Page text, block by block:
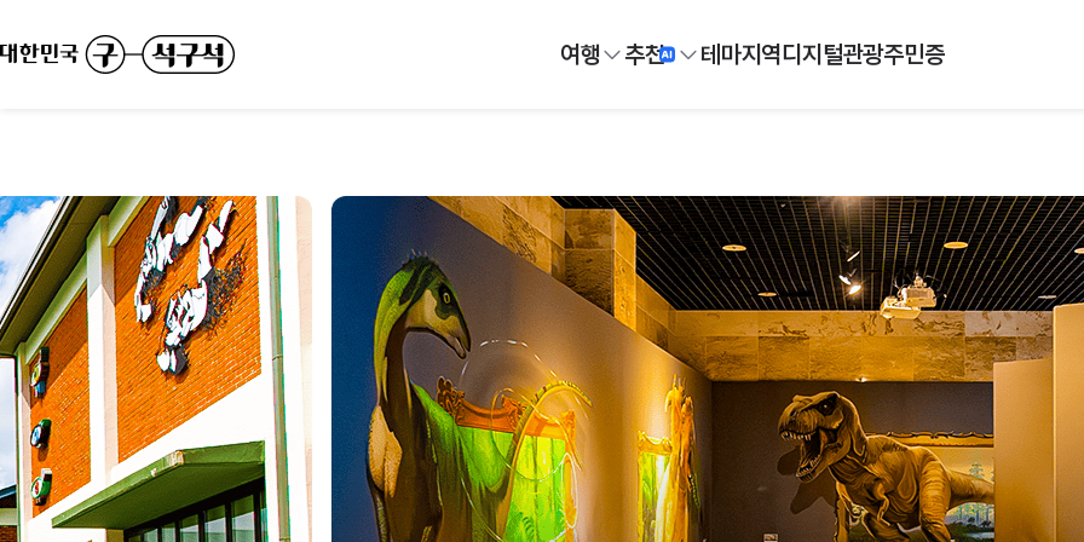
여행 추천 테마지역디지털관광주민증